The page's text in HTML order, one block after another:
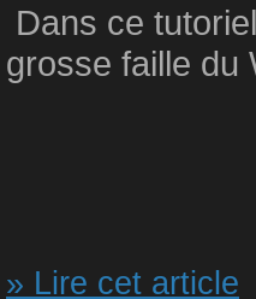
Dans ce
grosse faille du
» Lire cet article